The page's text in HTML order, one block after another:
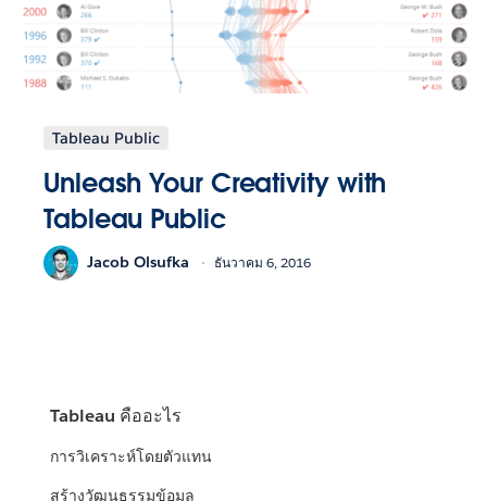
Tableau Public
Unleash Your Creativity with
Tableau Public
Jacob Olsufka ธันวาคม 6, 2016
Tableau คืออะไร
การวิเคราะห์โดยตัวแทน
สร้างวัฒนธรรมข้อมูล